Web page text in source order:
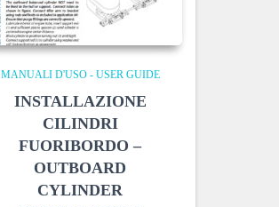
MANUALI D'USO - USER GUIDE
INSTALLAZIONE
CILINDRI
FUORIBORDO –
OUTBOARD
CYLINDER